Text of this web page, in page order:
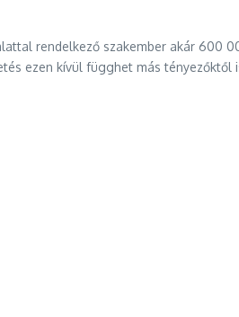
rendelkező szakember akár 600
ezen kívül függhet más